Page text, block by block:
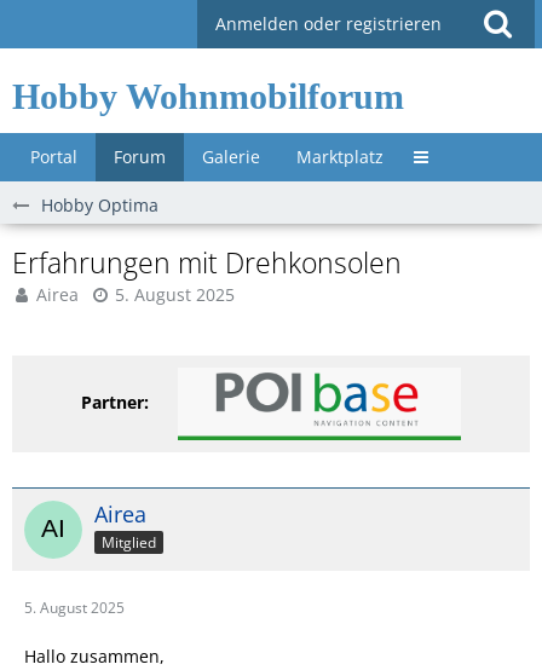
Anmelden oder registrieren
Hobby Wohnmobilforum
Portal Forum Galerie Marktplatz Untermenü »
Hobby Optima
Erfahrungen mit Drehkonsolen
Airea 5. August 2025
Partner:
Airea
Mitglied
5. August 2025
Hallo zusammen,